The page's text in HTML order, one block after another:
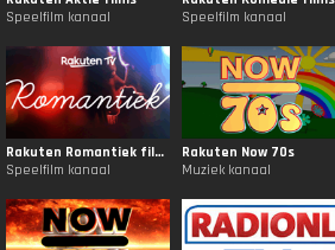
Speelfilm kanaal
Speelfilm kanaal
Rakuten Romantiek films
Speelfilm kanaal
Rakuten Now 70s
Muziek kanaal